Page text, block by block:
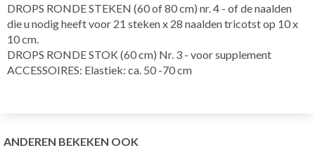
DROPS RONDE STEKEN (60 of 80 cm) nr. 4 - of de naalden
die u nodig heeft voor 21 steken x 28 naalden tricotst op 10 x
10 cm.
DROPS RONDE STOK (60 cm) Nr. 3 - voor supplement
ACCESSOIRES: Elastiek: ca. 50 -70 cm
ANDEREN BEKEKEN OOK